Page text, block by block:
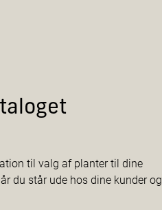
til valg af planter til dine
du står ude hos dine kunder og